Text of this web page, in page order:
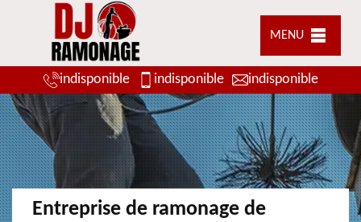
MENU
indisponible indisponible indisponible
Entreprise de ramonage de